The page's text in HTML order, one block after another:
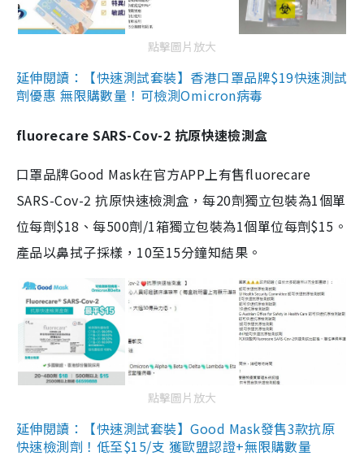
點擊圖片放大
延伸閱讀：【快速測試套裝】香港口罩品牌$19快速測試
劑優惠 無限購數量！可檢測Omicron病毒
fluorecare SARS-Cov-2 抗原快速檢測盒
口罩品牌Good Mask在官方APP上有售fluorecare
SARS-Cov-2 抗原快速檢測盒，每20劑獨立包裝為1個單
位每劑$18、每500劑/1箱獨立包裝為1個單位每劑$15。
產品以鼻拭子採樣，10至15分鐘知結果。
點擊圖片放大
延伸閱讀：【快速測試套裝】Good Mask發售3款抗原
快速檢測劑！低至$15/支 獲歐盟認證+無限購數量